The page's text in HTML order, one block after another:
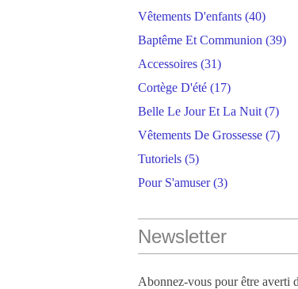
Vêtements D'enfants (40)
Baptême Et Communion (39)
Accessoires (31)
Cortège D'été (17)
Belle Le Jour Et La Nuit (7)
Vêtements De Grossesse (7)
Tutoriels (5)
Pour S'amuser(3)
Newsletter
Abonnez-vous pour être averti